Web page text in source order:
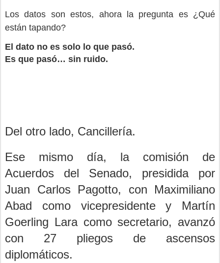
Los datos son estos, ahora la pregunta es ¿Qué
están tapando?
El dato no es solo lo que pasó.
Es que pasó… sin ruido.
Del otro lado, Cancillería.
Ese mismo día, la comisión de
Acuerdos del Senado, presidida por
Juan Carlos Pagotto, con Maximiliano
Abad como vicepresidente y Martín
Goerling Lara como secretario, avanzó
con 27 pliegos de ascensos
diplomáticos.